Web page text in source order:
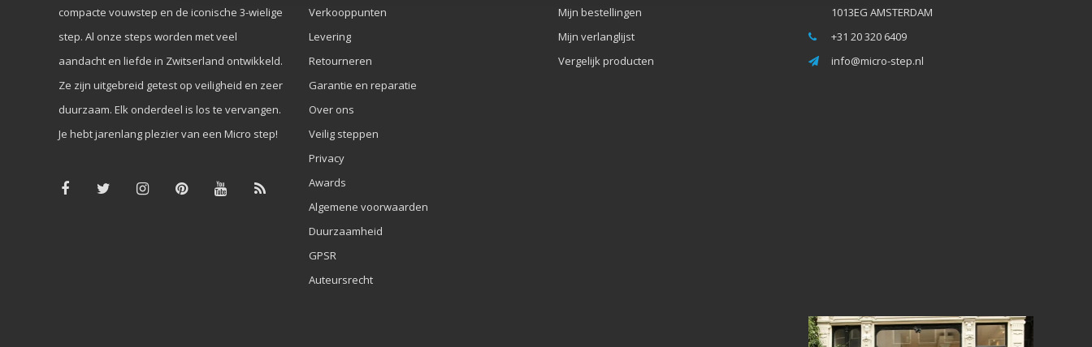
compacte vouwstep en de iconische 3-wielige
step. Al onze steps worden met veel
aandacht en liefde in Zwitserland ontwikkeld.
Ze zijn uitgebreid getest op veiligheid en zeer
duurzaam. Elk onderdeel is los te vervangen.
Je hebt jarenlang plezier van een Micro step!
Verkooppunten
Levering
Retourneren
Garantie en reparatie
Over ons
Veilig steppen
Privacy
Awards
Algemene voorwaarden
Duurzaamheid
GPSR
Auteursrecht
Mijn bestellingen
Mijn verlanglijst
Vergelijk producten
1013EG AMSTERDAM
+31 20 320 6409
info@micro-step.nl